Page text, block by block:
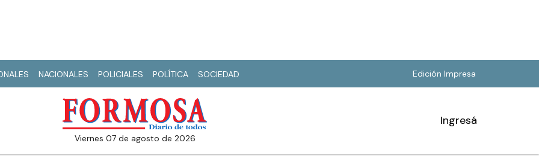
NACIONALES POLICIALES POLÍTICA SOCIEDAD Edición Impresa
viernes 07 de agosto de 2026
Ingresá